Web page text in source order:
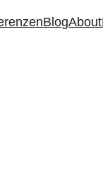
BlogAbout